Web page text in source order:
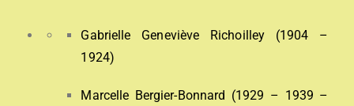
Gabrielle Geneviève Richoilley (1904 –
1924)
Marcelle Bergier-Bonnard (1929 – 1939 –